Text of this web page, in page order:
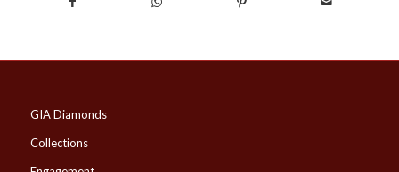
GIA Diamonds
Collections